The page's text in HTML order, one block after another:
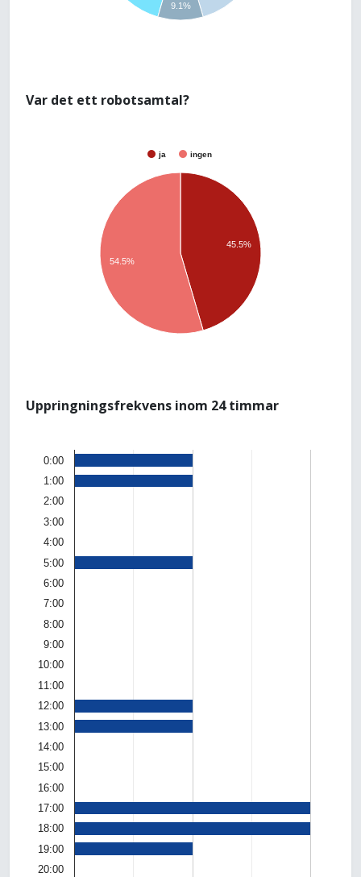
9.1%
Var det ett robotsamtal?
ja ingen
45.5%
54.5%
Uppringningsfrekvens inom 24 timmar
0:00
1:00
2:00
3:00
4:00
5:00
6:00
7:00
8:00
9:00
10:00
11:00
12:00
13:00
14:00
15:00
16:00
17:00
18:00
19:00
20:00